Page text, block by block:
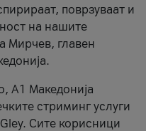
поврзуваат и
на нашите
Мирчев, главен
А1 Македонија
стриминг услуги
Сите корисници